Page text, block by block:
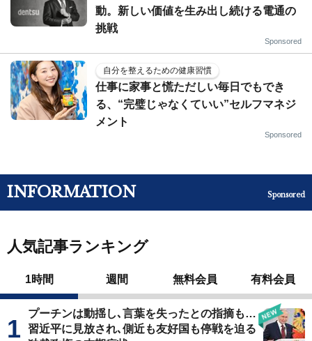
動。新しい価値を生み出し続ける電通の
挑戦
Sponsored
自分を整えるための健康習慣
仕事に家事と慌ただしい毎日でもでき
る、“完璧じゃなくていい”セルフマネジ
メント
Sponsored
INFORMATION Sponsored
人気記事ランキング
1時間 週間 無料会員 有料会員
プーチンは動揺し､言葉を失ったとの指摘も…
習近平に見放され､側近も友好国も停戦を迫る